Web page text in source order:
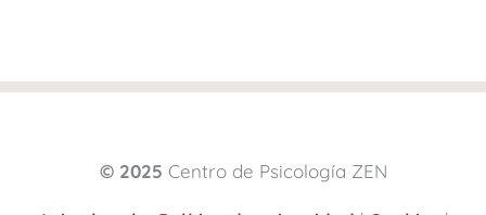
© 2025 Centro de Psicología ZEN